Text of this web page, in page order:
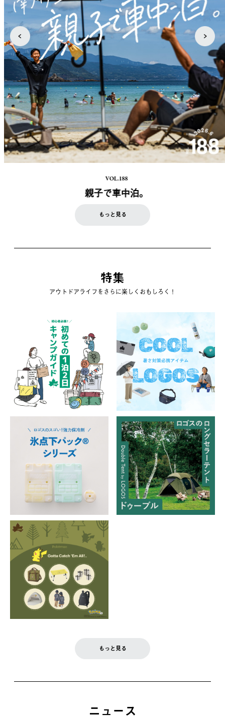
VOL.188
親子で車中泊。
もっと見る
特集
アウトドアライフをさらに楽しくおもしろく！
もっと見る
ニュース